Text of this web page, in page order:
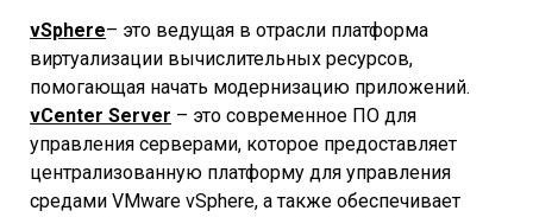
vSphere– это ведущая в отрасли платформа
виртуализации вычислительных ресурсов,
помогающая начать модернизацию приложений.
vCenter Server – это современное ПО для
управления серверами, которое предоставляет
централизованную платформу для управления
средами VMware vSphere, а также обеспечивает